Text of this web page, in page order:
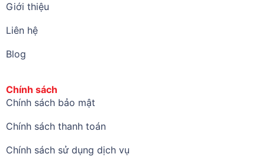
Giới thiệu
Liên hệ
Blog
Chính sách
Chính sách bảo mật
Chính sách thanh toán
Chính sách sử dụng dịch vụ